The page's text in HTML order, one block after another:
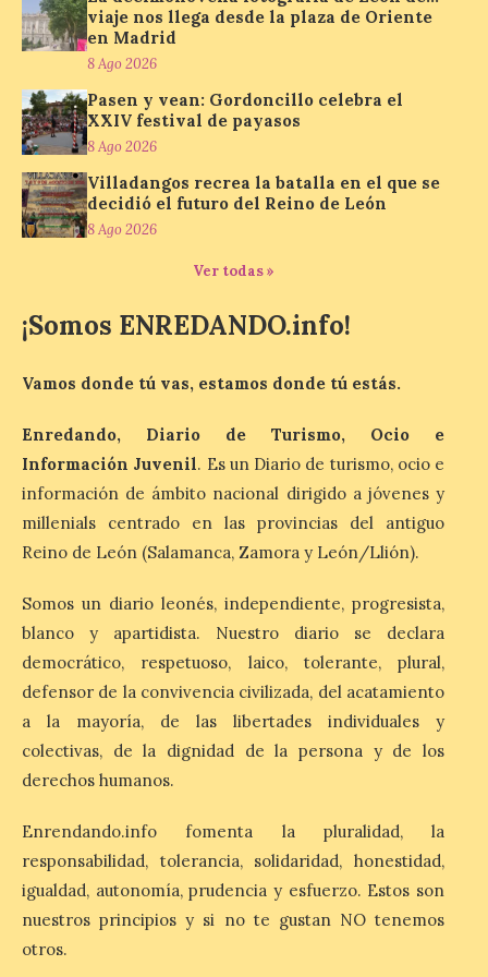
jóvenes “Enredando.info”. Pilar Aller Aller
nos envía la décimo […]
Los minerales y sus usos
más comunes centran la
nueva exposición del
Museo de la Siderurgia y
la Minería de Sabero
La exposición que se
inaugurará el sábado día 8
durante la ‘Feria de
León’, podrá visitarse hasta finales del
mes de noviembre, con […]
La Bañeza inicia sus
fiestas con el pregón a
Matilla
8 Ago 2026
El Ayuntamiento de La
Bañeza designa a Arturo
pregonero de las Fiestas
2026. Tendrá lugar este
comunicador astorgano Arturo Martínez
Matilla, […]
La I Feria de la Cerveza
Artesana de Astorga
viaje nos llega desde la plaza de Oriente
en Madrid
8 Ago 2026
Pasen y vean: Gordoncillo celebra el
XXIV festival de payasos
8 Ago 2026
Villadangos recrea la batalla en el que se
decidió el futuro del Reino de León
8 Ago 2026
Ver todas »
¡Somos ENREDANDO.info!
Vamos donde tú vas, estamos donde tú estás.
Enredando, Diario de Turismo, Ocio e
Información Juvenil. Es un Diario de turismo, ocio e
información de ámbito nacional dirigido a jóvenes y
millenials centrado en las provincias del antiguo
Reino de León (Salamanca, Zamora y León/Llión).
Somos un diario leonés, independiente, progresista,
blanco y apartidista. Nuestro diario se declara
democrático, respetuoso, laico, tolerante, plural,
defensor de la convivencia civilizada, del acatamiento
a la mayoría, de las libertades individuales y
colectivas, de la dignidad de la persona y de los
derechos humanos.
Enrendando.info fomenta la pluralidad, la
responsabilidad, tolerancia, solidaridad, honestidad,
igualdad, autonomía, prudencia y esfuerzo. Estos son
nuestros principios y si no te gustan NO tenemos
otros.